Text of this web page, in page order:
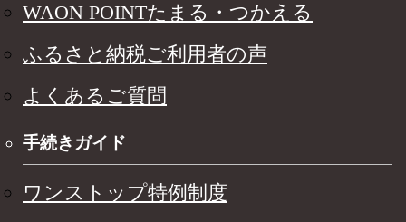
WAON POINTたまる・つかえる
ふるさと納税ご利用者の声
よくあるご質問
手続きガイド
ワンストップ特例制度